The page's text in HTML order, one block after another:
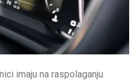
imaju na raspolaganju